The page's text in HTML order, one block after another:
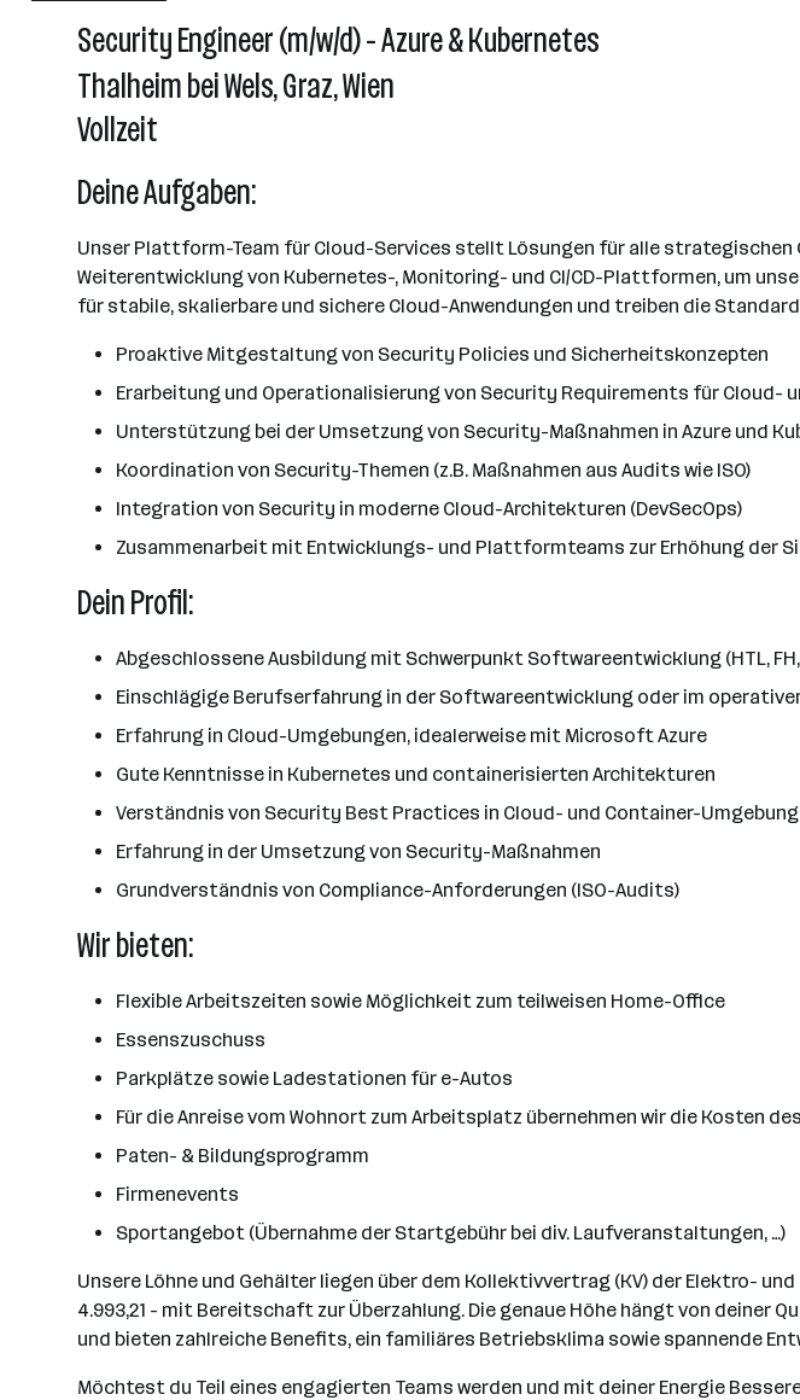
2501 - 10000 Mitarbeiter*innen
Security Engineer (m/w/d) - Azure & Kubernetes
Thalheim bei Wels, Graz, Wien
Vollzeit
Deine Aufgaben:
Unser Plattform-Team für Cloud-Services stellt Lösungen für alle
Weiterentwicklung von Kubernetes-, Monitoring- und CI/CD-Plattformen, um
für stabile, skalierbare und sichere Cloud-Anwendungen und treiben die
Proaktive Mitgestaltung von Security Policies und Sicherheitskonzepten
Erarbeitung und Operationalisierung von Security Requirements für Cloud-
Unterstützung bei der Umsetzung von Security-Maßnahmen in Azure und
Koordination von Security-Themen (z.B. Maßnahmen aus Audits wie ISO)
Integration von Security in moderne Cloud-Architekturen (DevSecOps)
Zusammenarbeit mit Entwicklungs- und Plattformteams zur Erhöhung der
Dein Profil:
Abgeschlossene Ausbildung mit Schwerpunkt Softwareentwicklung (HTL,
Einschlägige Berufserfahrung in der Softwareentwicklung oder im
Erfahrung in Cloud-Umgebungen, idealerweise mit Microsoft Azure
Gute Kenntnisse in Kubernetes und containerisierten Architekturen
Verständnis von Security Best Practices in Cloud- und Container-
Erfahrung in der Umsetzung von Security-Maßnahmen
Grundverständnis von Compliance-Anforderungen (ISO-Audits)
Wir bieten:
Flexible Arbeitszeiten sowie Möglichkeit zum teilweisen Home-Office
Essenszuschuss
Parkplätze sowie Ladestationen für e-Autos
Für die Anreise vom Wohnort zum Arbeitsplatz übernehmen wir die Kosten
Paten- & Bildungsprogramm
Firmenevents
Sportangebot (Übernahme der Startgebühr bei div. Laufveranstaltungen, …)
Unsere Löhne und Gehälter liegen über dem Kollektivvertrag (KV) der Elektro-
4.993,21 - mit Bereitschaft zur Überzahlung. Die genaue Höhe hängt von deiner
und bieten zahlreiche Benefits, ein familiäres Betriebsklima sowie spannende
Möchtest du Teil eines engagierten Teams werden und mit deiner Energie